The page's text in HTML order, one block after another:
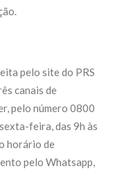
pelo site do PRS
canais de
pelo número 0800
feira, das 9h às
horário de
pelo Whatsapp,